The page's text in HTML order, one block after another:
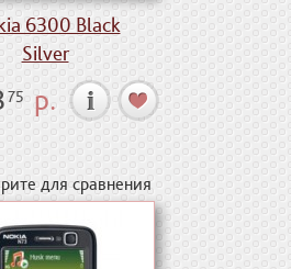
6300 Black
Silver
75 р.
для сравнения